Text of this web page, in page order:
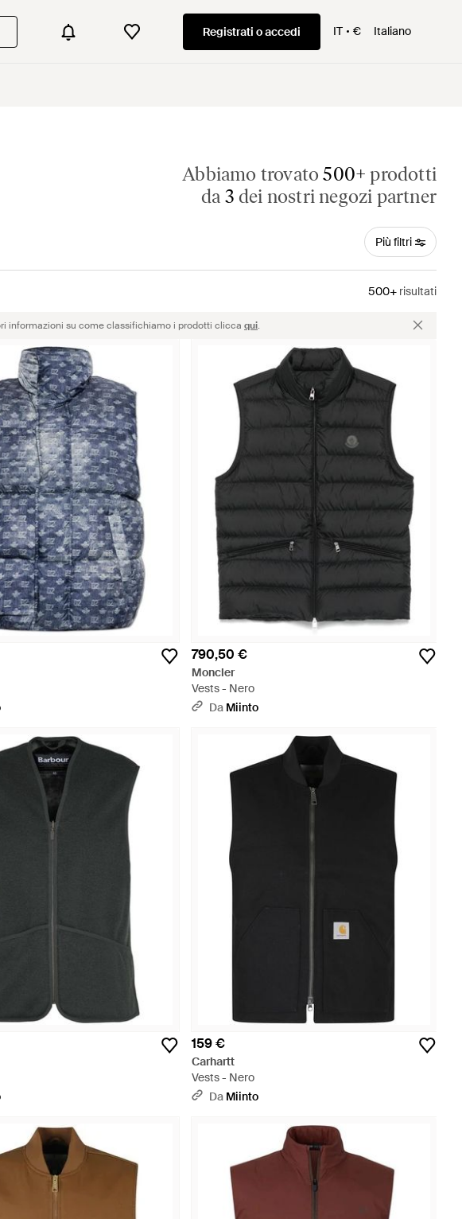
Registrati o accedi IT € Italiano
Abbiamo trovato500+ prodotti
da 3 dei nostri negozi partner
Più filtri
500+ risultati
informazioni su come classifichiamo i prodotti clicca qui.
790,50 €
Moncler
Vests - Nero
Da Miinto
159 €
Carhartt
Vests - Nero
Da Miinto